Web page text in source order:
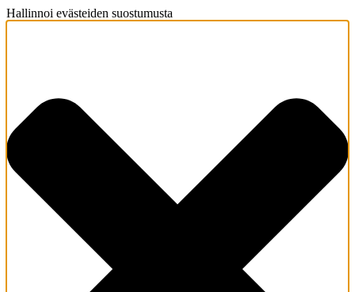
Hallinnoi evästeiden suostumusta